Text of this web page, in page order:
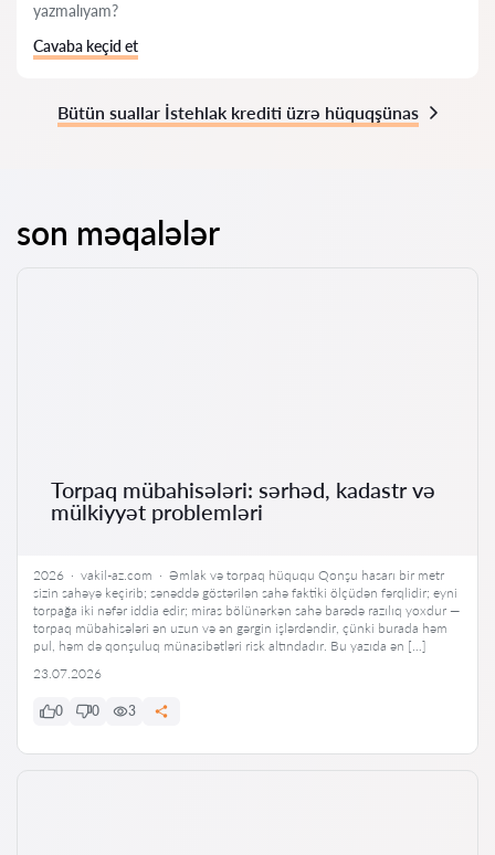
yazmalıyam?
Cavaba keçid et
Bütün suallar İstehlak krediti üzrə hüquqşünas
son məqalələr
Torpaq mübahisələri: sərhəd, kadastr və
mülkiyyət problemləri
2026 · vakil-az.com · Əmlak və torpaq hüququ Qonşu hasarı bir metr
sizin sahəyə keçirib; sənəddə göstərilən sahə faktiki ölçüdən fərqlidir; eyni
torpağa iki nəfər iddia edir; miras bölünərkən sahə barədə razılıq yoxdur —
torpaq mübahisələri ən uzun və ən gərgin işlərdəndir, çünki burada həm
pul, həm də qonşuluq münasibətləri risk altındadır. Bu yazıda ən […]
23.07.2026
0 0 3